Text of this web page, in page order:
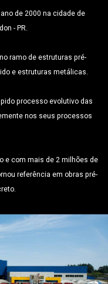
de 2000 na cidade de
- PR.
ramo de estruturas pré-
e estruturas metálicas.
processo evolutivo das
nos seus processos
e com mais de 2 milhões de
referência em obras pré-